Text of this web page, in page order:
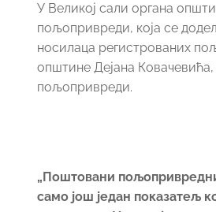
У Великој сали органа
пољопривреди, која се
носилаца регистрованих
општине Дејана
пољопривреди.
„Поштовани
само још један показатељ